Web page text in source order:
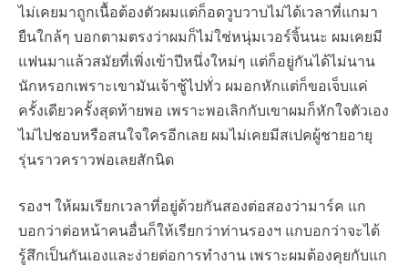
ไม่เคยมาถูกเนื้อต้องตัวผมแต่ก็อดวูบวาบไม่ได้เวลาที่แกมา
ยืนใกล้ๆ บอกตามตรงว่าผมก็ไม่ใช่หนุ่มเวอร์จิ้นนะ ผมเคยมี
แฟนมาแล้วสมัยที่เพิ่งเข้าปีหนึ่งใหม่ๆ แต่ก็อยู่กันได้ไม่นาน
นักหรอกเพราะเขามันเจ้าชู้ไปทั่ว ผมอกหักแต่ก็ขอเจ็บแค่
ครั้งเดียวครั้งสุดท้ายพอ เพราะพอเลิกกับเขาผมก็หักใจตัวเอง
ไม่ไปชอบหรือสนใจใครอีกเลย ผมไม่เคยมีสเปคผู้ชายอายุ
รุ่นราวคราวพ่อเลยสักนิด
รองฯ ให้ผมเรียกเวลาที่อยู่ด้วยกันสองต่อสองว่ามาร์ค แก
บอกว่าต่อหน้าคนอื่นก็ให้เรียกว่าท่านรองฯ แกบอกว่าจะได้
รู้สึกเป็นกันเองและง่ายต่อการทำงาน เพราะผมต้องคุยกับแก